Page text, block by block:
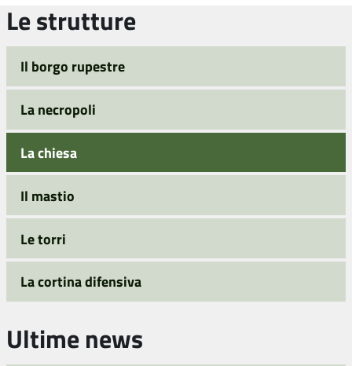
Le strutture
Il borgo rupestre
La necropoli
La chiesa
Il mastio
Le torri
La cortina difensiva
Ultime news